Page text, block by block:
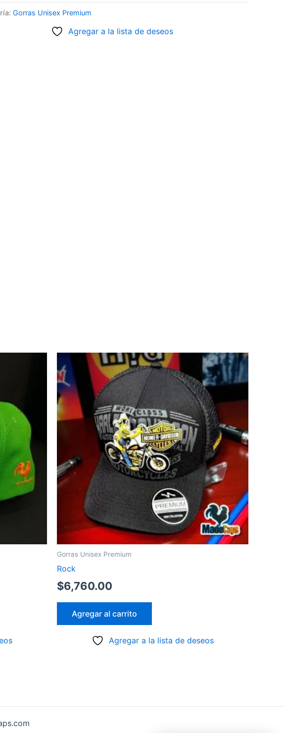
Gorras Unisex Premium
Agregar a la lista de deseos
Gorras Unisex Premium
Rock
$6,760.00
Agregar al carrito
Agregar a la lista de deseos